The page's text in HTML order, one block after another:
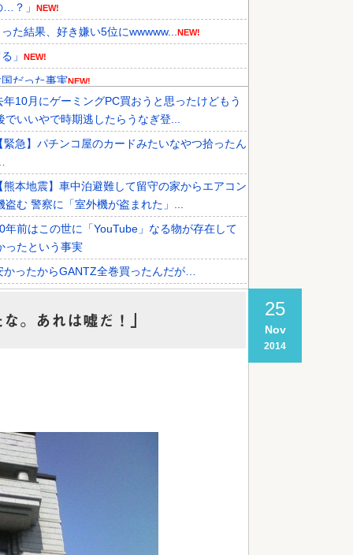
？」 NEW!
た結果、好き嫌い5位にwwwww... NEW!
」 NEW!
だった事実NEW!
謹慎接待をしていた証拠が揃いな...NEW!
性を報道！韓国が外国人審判団に不...NEW!
た』と衝撃発言！日韓ワールドカッ...
年10月にゲーミングPC買おうと思ったけどもう
でいいやで時期逃したらうなぎ登...
【緊急】パチンコ屋のカードみたいなやつ拾ったん
【熊本地震】車中泊避難して留守の家からエアコン
盗む 警察に「室外機が盗まれた」...
年前はこの世に「YouTube」なる物が存在して
ったという事実
かったからGANTZ全巻買ったんだが…
で推移 「当たれば一攫千金」...
by livedoor 相互RSS
25
Nov
2014
。あれは嘘だ！」